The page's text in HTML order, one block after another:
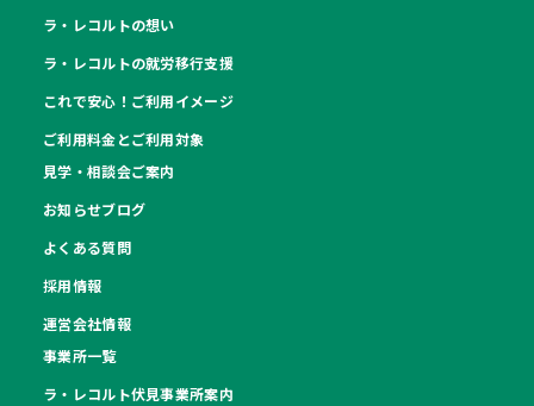
ラ・レコルトの想い
ラ・レコルトの就労移行支援
これで安心！ご利用イメージ
ご利用料金とご利用対象
見学・相談会ご案内
お知らせブログ
よくある質問
採用情報
運営会社情報
事業所一覧
ラ・レコルト伏見事業所案内